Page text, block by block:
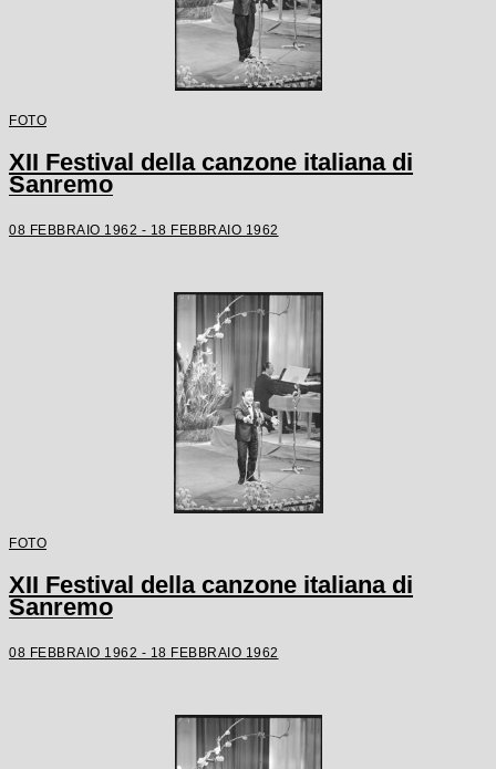
FOTO
XII Festival della canzone italiana di
Sanremo
08 FEBBRAIO 1962 - 18 FEBBRAIO 1962
FOTO
XII Festival della canzone italiana di
Sanremo
08 FEBBRAIO 1962 - 18 FEBBRAIO 1962